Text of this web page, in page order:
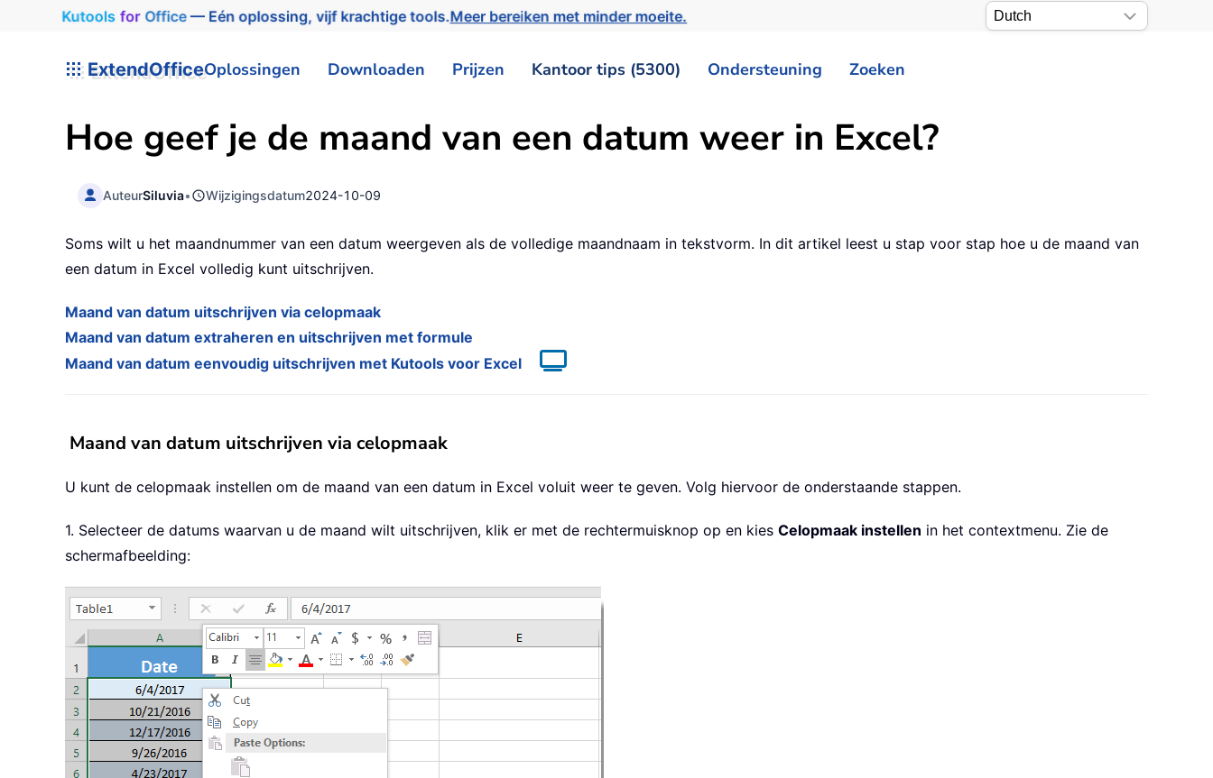
Kutools for Office— Eén oplossing, vijf krachtige tools.Meer bereiken met minder moeite.
ExtendOfficeOplossingen Downloaden Prijzen Kantoor tips (5300) Ondersteuning Zoeken
Hoe geef je de maand van een datum weer in Excel?
AuteurSiluvia• Wijzigingsdatum2024-10-09
Soms wilt u het maandnummer van een datum weergeven als de volledige maandnaam in tekstvorm. In dit artikel leest u stap voor stap hoe u de maand van
een datum in Excel volledig kunt uitschrijven.
Maand van datum uitschrijven via celopmaak
Maand van datum extraheren en uitschrijven met formule
Maand van datum eenvoudig uitschrijven met Kutools voor Excel
Maand van datum uitschrijven via celopmaak
U kunt de celopmaak instellen om de maand van een datum in Excel voluit weer te geven. Volg hiervoor de onderstaande stappen.
1. Selecteer de datums waarvan u de maand wilt uitschrijven, klik er met de rechtermuisknop op en kies Celopmaak instellen in het contextmenu. Zie de
schermafbeelding: